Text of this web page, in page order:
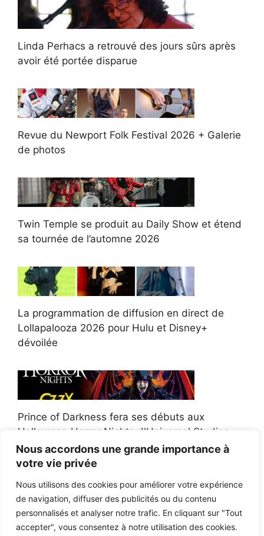
Nous accordons une grande importance à
votre vie privée
Nous utilisons des cookies pour améliorer votre expérience
de navigation, diffuser des publicités ou du contenu
personnalisés et analyser notre trafic. En cliquant sur "Tout
accepter", vous consentez à notre utilisation des cookies.
Linda Perhacs a retrouvé des jours sûrs après
avoir été portée disparue
Revue du Newport Folk Festival 2026 + Galerie
de photos
Twin Temple se produit au Daily Show et étend
sa tournée de l’automne 2026
La programmation de diffusion en direct de
Lollapalooza 2026 pour Hulu et Disney+
dévoilée
Prince of Darkness fera ses débuts aux
Halloween Horror Nights d'Universal Studios
Afroman poursuit un policier de l'Ohio après la
victoire du jury en diffamation